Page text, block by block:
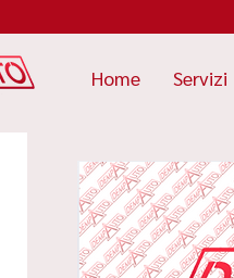
Home Servizi